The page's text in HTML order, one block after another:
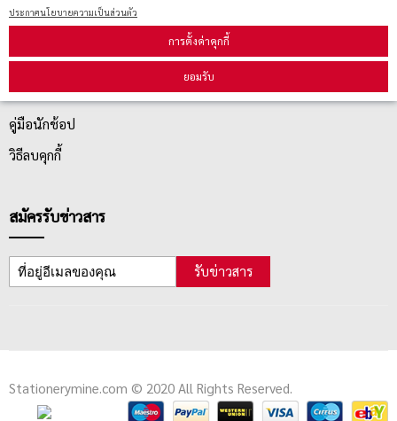
ประกาศนโยบายความเป็นส่วนตัว
การตั้งค่าคุกกี้
ยอมรับ
ตรวจสอบสถานะสินค้า
คู่มือนักช้อป
วิธีลบคุกกี้
สมัครรับข่าวสาร
รับข่าวสาร
Stationerymine.com © 2020 All Rights Reserved.